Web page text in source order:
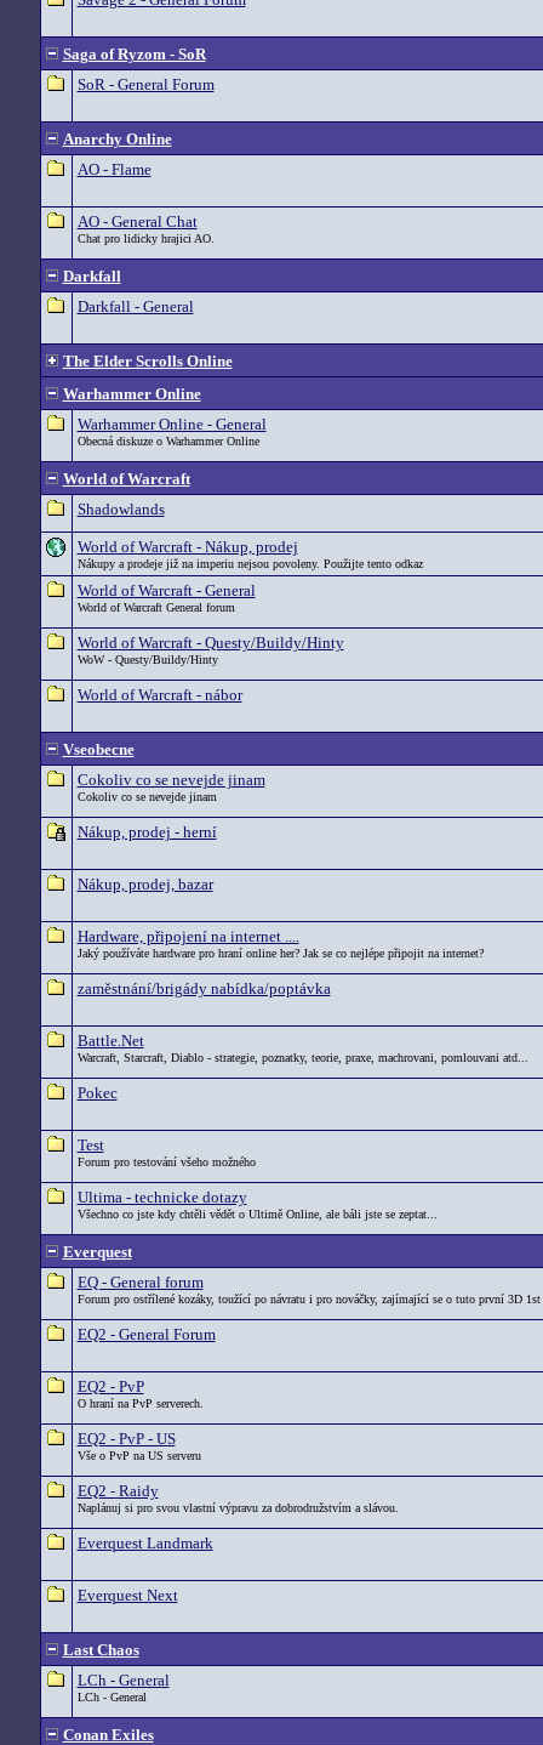
Saga of Ryzom - SoR
SoR - General Forum
Anarchy Online
AO - Flame
AO - General Chat
Chat pro lidicky hrajici AO.
Darkfall
Darkfall - General
The Elder Scrolls Online
Warhammer Online
Warhammer Online - General
Obecná diskuze o Warhammer Online
World of Warcraft
Shadowlands
World of Warcraft - Nákup, prodej
Nákupy a prodeje již na imperiu nejsou povoleny. Použijte tento odkaz
World of Warcraft - General
World of Warcraft General forum
World of Warcraft - Questy/Buildy/Hinty
WoW - Questy/Buildy/Hinty
World of Warcraft - nábor
Vseobecne
Cokoliv co se nevejde jinam
Cokoliv co se nevejde jinam
Nákup, prodej - herní
Nákup, prodej, bazar
Hardware, připojení na internet ....
Jaký používáte hardware pro hraní online her? Jak se co nejlépe připojit na internet?
zaměstnání/brigády nabídka/poptávka
Battle.Net
Warcraft, Starcraft, Diablo - strategie, poznatky, teorie, praxe, machrovani, pomlouvani atd...
Pokec
Test
Forum pro testování všeho možného
Ultima - technicke dotazy
Všechno co jste kdy chtěli vědět o Ultimě Online, ale báli jste se zeptat...
Everquest
EQ - General forum
Forum pro ostřílené kozáky, toužící po návratu i pro nováčky, zajímající se o tuto první 3D 1st
EQ2 - General Forum
EQ2 - PvP
O hraní na PvP serverech.
EQ2 - PvP - US
Vše o PvP na US serveru
EQ2 - Raidy
Naplánuj si pro svou vlastní výpravu za dobrodružstvím a slávou.
Everquest Landmark
Everquest Next
Last Chaos
LCh - General
LCh - General
Conan Exiles